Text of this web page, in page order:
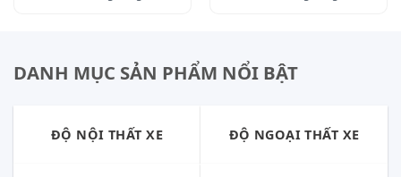
DANH MỤC SẢN PHẨM NỔI BẬT
ĐỘ NỘI THẤT XE ĐỘ NGOẠI THẤT XE